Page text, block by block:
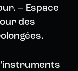
– Espace
des